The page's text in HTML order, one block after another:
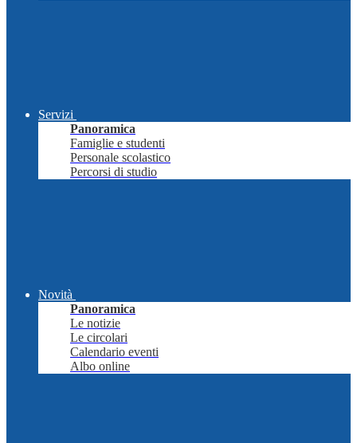
Servizi
Panoramica
Famiglie e studenti
Personale scolastico
Percorsi di studio
Novità
Panoramica
Le notizie
Le circolari
Calendario eventi
Albo online